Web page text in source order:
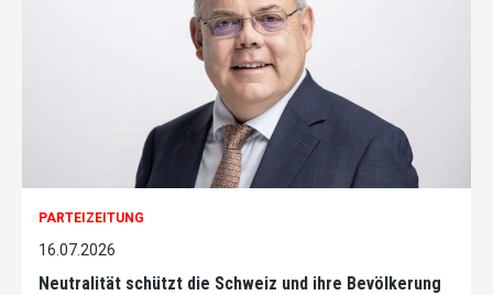
PARTEIZEITUNG
16.07.2026
Neutralität schützt die Schweiz und ihre Bevölkerung